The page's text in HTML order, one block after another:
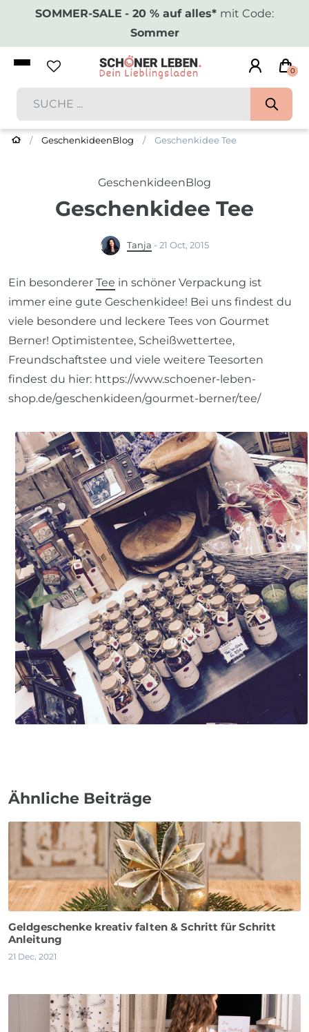
SOMMER-SALE - 20 % auf alles* mit Code:
Sommer
0
GeschenkideenBlog Geschenkidee Tee
GeschenkideenBlog
Geschenkidee Tee
Tanja - 21 Oct, 2015
Ein besonderer Tee in schöner Verpackung ist
immer eine gute Geschenkidee! Bei uns findest du
viele besondere und leckere Tees von Gourmet
Berner! Optimistentee, Scheißwettertee,
Freundschaftstee und viele weitere Teesorten
findest du hier: https://www.schoener-leben-
shop.de/geschenkideen/gourmet-berner/tee/
Ähnliche Beiträge
Geldgeschenke kreativ falten & Schritt für Schritt
Anleitung
21 Dec, 2021